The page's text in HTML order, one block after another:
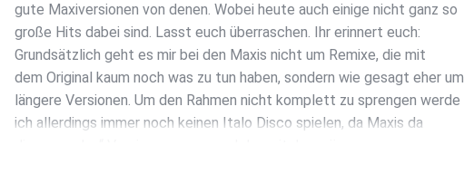
gute Maxiversionen von denen. Wobei heute auch einige nicht ganz so
große Hits dabei sind. Lasst euch überraschen. Ihr erinnert euch:
Grundsätzlich geht es mir bei den Maxis nicht um Remixe, die mit
dem Original kaum noch was zu tun haben, sondern wie gesagt eher um
längere Versionen. Um den Rahmen nicht komplett zu sprengen werde
ich allerdings immer noch keinen Italo Disco spielen, da Maxis da